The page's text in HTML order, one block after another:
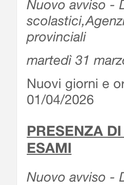
Nuovo avviso -
provinciali
martedì 31
Nuovi giorni e
01/04/2026
PRESENZA
ESAMI
Nuovo avviso -